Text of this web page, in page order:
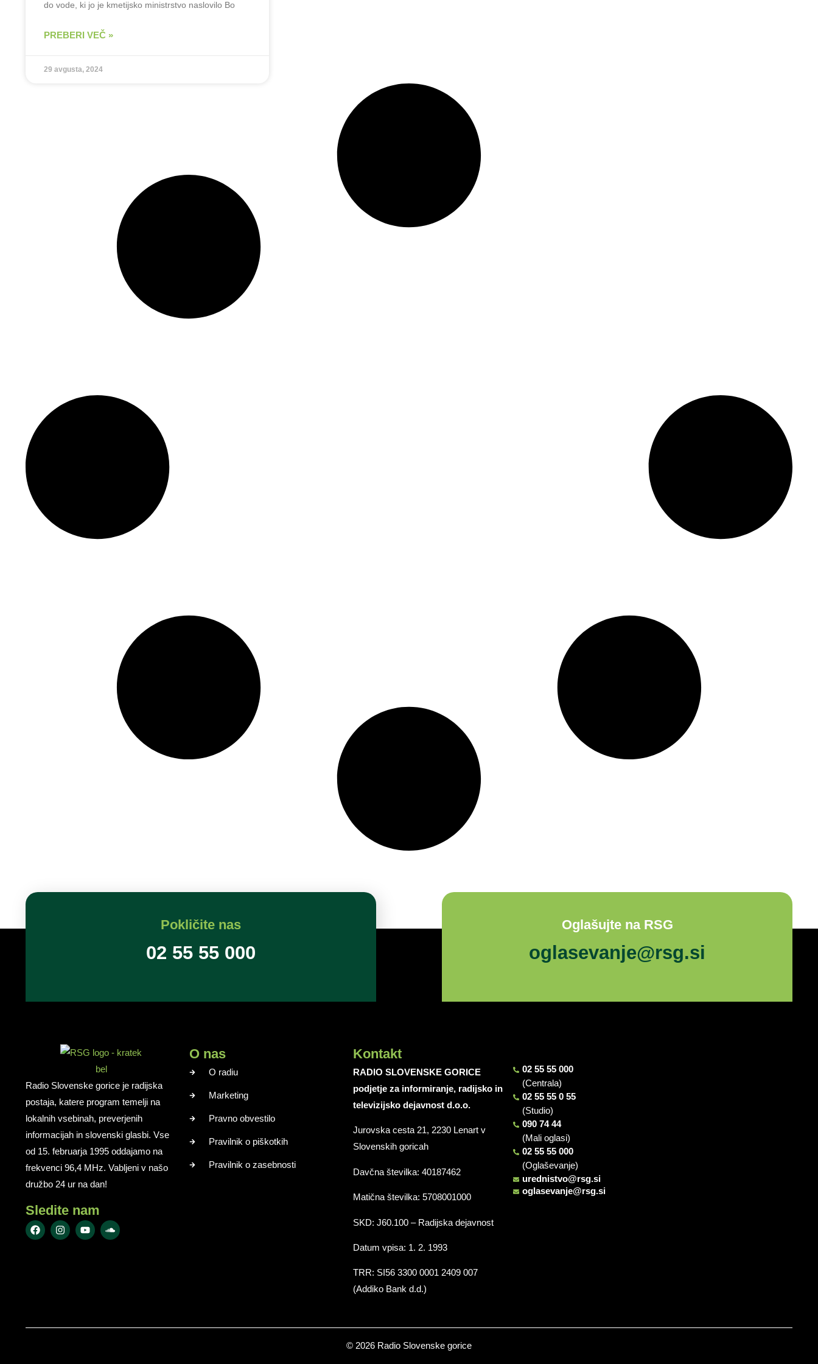
do vode, ki jo je kmetijsko ministrstvo naslovilo Bo
PREBERI VEČ »
29 avgusta, 2024
Pokličite nas
02 55 55 000
Oglašujte na RSG
oglasevanje@rsg.si
Radio Slovenske gorice je radijska
postaja, katere program temelji na
lokalnih vsebinah, preverjenih
informacijah in slovenski glasbi. Vse
od 15. februarja 1995 oddajamo na
frekvenci 96,4 MHz. Vabljeni v našo
družbo 24 ur na dan!
Sledite nam
O nas
O radiu
Marketing
Pravno obvestilo
Pravilnik o piškotkih
Pravilnik o zasebnosti
Kontakt
RADIO SLOVENSKE GORICE
podjetje za informiranje, radijsko in
televizijsko dejavnost d.o.o.
Jurovska cesta 21, 2230 Lenart v
Slovenskih goricah
Davčna številka: 40187462
Matična številka: 5708001000
SKD: J60.100 – Radijska dejavnost
Datum vpisa: 1. 2. 1993
TRR: SI56 3300 0001 2409 007
(Addiko Bank d.d.)
02 55 55 000
(Centrala)
02 55 55 0 55
(Studio)
090 74 44
(Mali oglasi)
02 55 55 000
(Oglaševanje)
urednistvo@rsg.si
oglasevanje@rsg.si
© 2026 Radio Slovenske gorice